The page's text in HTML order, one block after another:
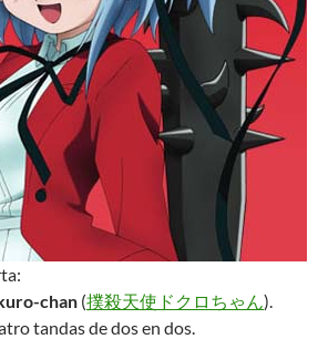
chan (撲殺天使ドクロちゃん).
tandas de dos en dos.